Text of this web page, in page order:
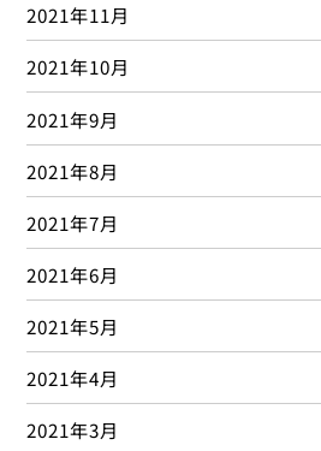
2021年11月
2021年10月
2021年9月
2021年8月
2021年7月
2021年6月
2021年5月
2021年4月
2021年3月